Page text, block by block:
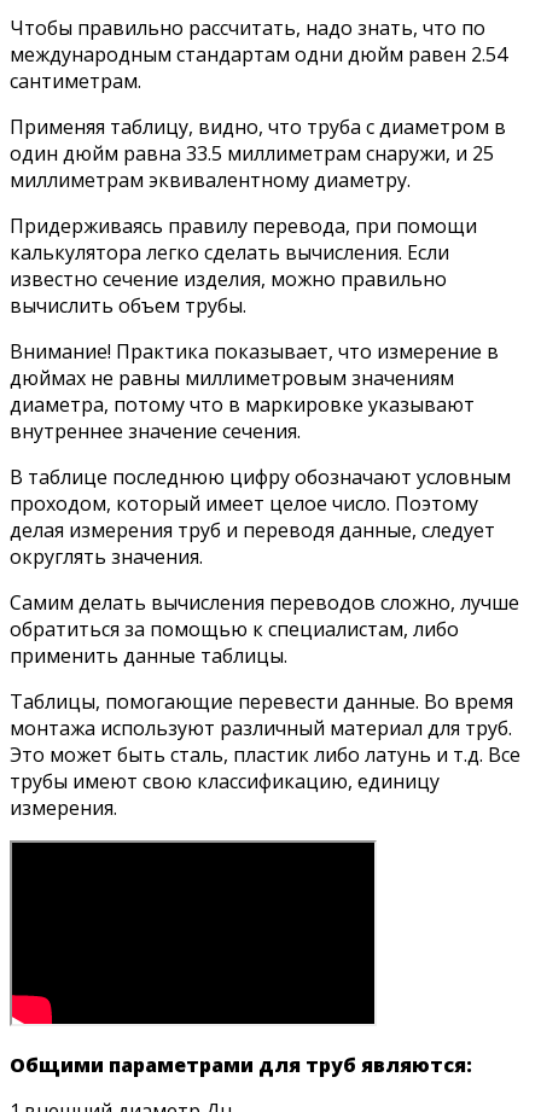
Чтобы правильно рассчитать, надо знать, что по
международным стандартам одни дюйм равен 2.54
сантиметрам.
Применяя таблицу, видно, что труба с диаметром в
один дюйм равна 33.5 миллиметрам снаружи, и 25
миллиметрам эквивалентному диаметру.
Придерживаясь правилу перевода, при помощи
калькулятора легко сделать вычисления. Если
известно сечение изделия, можно правильно
вычислить объем трубы.
Внимание! Практика показывает, что измерение в
дюймах не равны миллиметровым значениям
диаметра, потому что в маркировке указывают
внутреннее значение сечения.
В таблице последнюю цифру обозначают условным
проходом, который имеет целое число. Поэтому
делая измерения труб и переводя данные, следует
округлять значения.
Самим делать вычисления переводов сложно, лучше
обратиться за помощью к специалистам, либо
применить данные таблицы.
Таблицы, помогающие перевести данные. Во время
монтажа используют различный материал для труб.
Это может быть сталь, пластик либо латунь и т.д. Все
трубы имеют свою классификацию, единицу
измерения.
Общими параметрами для труб являются: